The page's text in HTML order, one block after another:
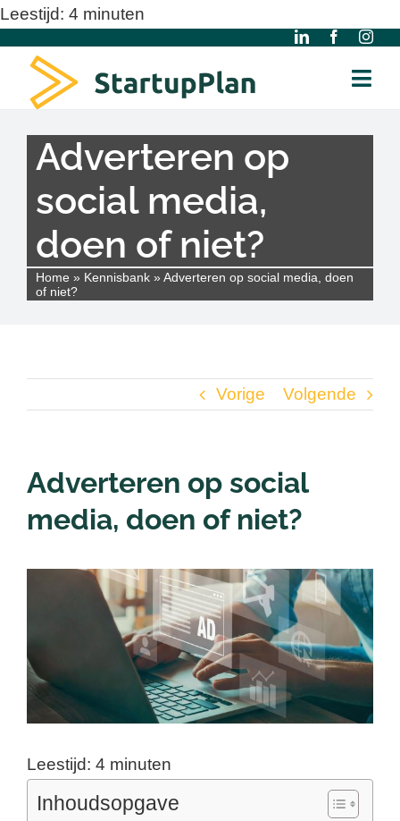
Ga
inhoud
Leestijd: 4 minuten
Home
Nieuwsbrief
Adverteren op
social media,
doen of niet?
Home » Kennisbank »Adverteren op social media, doen
of niet?
Vorige Volgende
Adverteren op social
media, doen of niet?
Leestijd: 4 minuten
Inhoudsopgave